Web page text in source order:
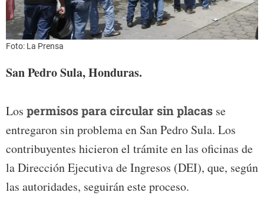
Foto: La Prensa
San Pedro Sula, Honduras.
Los permisos para circular sin placas se
entregaron sin problema en San Pedro Sula. Los
contribuyentes hicieron el trámite en las oficinas de
la Dirección Ejecutiva de Ingresos (DEI), que, según
las autoridades, seguirán este proceso.